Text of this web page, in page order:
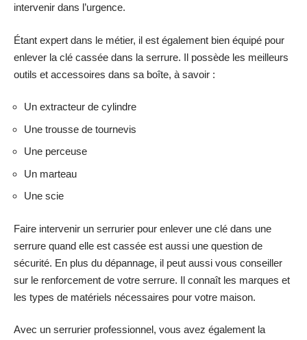
intervenir dans l’urgence.
Étant expert dans le métier, il est également bien équipé pour
enlever la clé cassée dans la serrure. Il possède les meilleurs
outils et accessoires dans sa boîte, à savoir :
Un extracteur de cylindre
Une trousse de tournevis
Une perceuse
Un marteau
Une scie
Faire intervenir un serrurier pour enlever une clé dans une
serrure quand elle est cassée est aussi une question de
sécurité. En plus du dépannage, il peut aussi vous conseiller
sur le renforcement de votre serrure. Il connaît les marques et
les types de matériels nécessaires pour votre maison.
Avec un serrurier professionnel, vous avez également la